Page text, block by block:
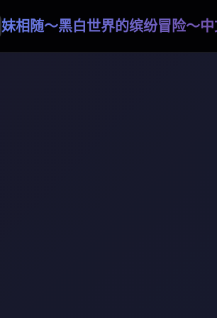
妹相随～黑白世界的缤纷冒险～